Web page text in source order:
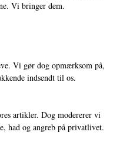
Vi bringer dem.
Vi gør dog opmærksom på,
indsendt til os.
artikler. Dog modererer vi
had og angreb på privatlivet.